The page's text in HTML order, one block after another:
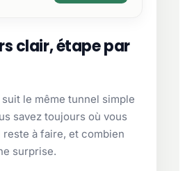
clair, étape par
le même tunnel simple
savez toujours où vous
à faire, et combien
surprise.